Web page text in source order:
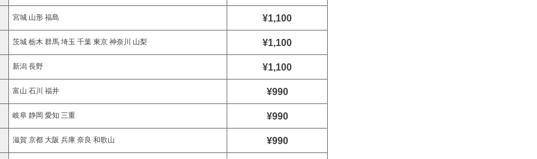
宮城 山形 福島 ¥1,100
茨城 栃木 群馬 埼玉 千葉 東京 神奈川 山梨 ¥1,100
新潟 長野 ¥1,100
富山 石川 福井 ¥990
岐阜 静岡 愛知 三重 ¥990
滋賀 京都 大阪 兵庫 奈良 和歌山 ¥990